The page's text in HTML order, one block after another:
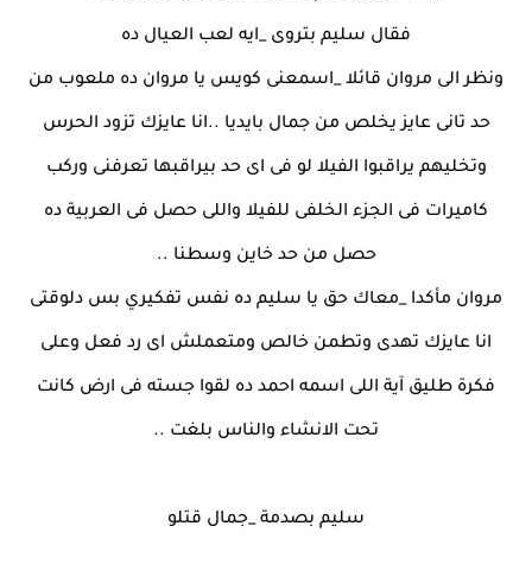
فقال سليم بتروى _ايه لعب العيال ده
ونظر الى مروان قائلا _اسمعنى كويس يا مروان ده ملعوب من
حد تانى عايز يخلص من جمال بايديا ..انا عايزك تزود الحرس
وتخليهم يراقبوا الفيلا لو فى اى حد بيراقبها تعرفنى وركب
كاميرات فى الجزء الخلفى للفيلا واللى حصل فى العربية ده
حصل من حد خاين وسطنا ..
مروان مأكدا _معاك حق يا سليم ده نفس تفكيري بس دلوقتى
انا عايزك تهدى وتطمن خالص ومتعملش اى رد فعل وعلى
فكرة طليق آية اللى اسمه احمد ده لقوا جسته فى ارض كانت
تحت الانشاء والناس بلغت ..
سليم بصدمة _جمال قتلو